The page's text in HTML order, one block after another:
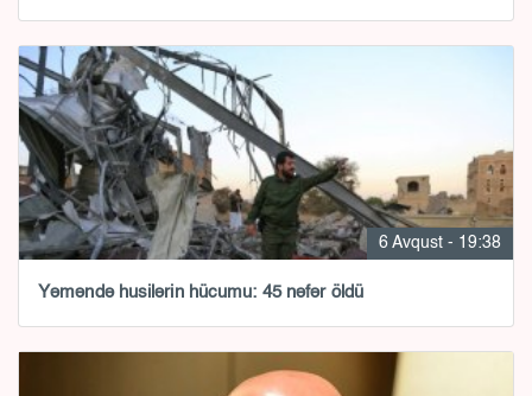
6 Avqust - 19:38
Yəməndə husilərin hücumu: 45 nəfər öldü